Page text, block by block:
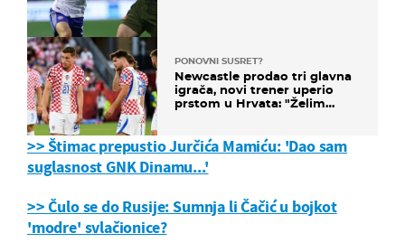
PONOVNI SUSRET?
Newcastle prodao tri glavna
igrača, novi trener uperio
prstom u Hrvata: "Želim
>> Štimac prepustio Jurčića Mamiću: 'Dao sam
suglasnost GNK Dinamu...'
>> Čulo se do Rusije: Sumnja li Čačić u bojkot
'modre' svlačionice?